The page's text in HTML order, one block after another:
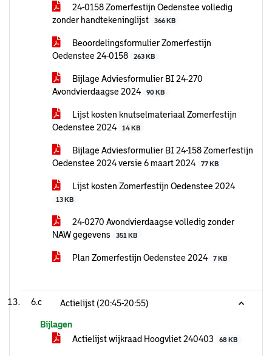
24-0158 Zomerfestijn Oedenstee volledig
zonder handtekeninglijst
366 KB
Beoordelingsformulier Zomerfestijn
Oedenstee 24-0158
263 KB
Bijlage Adviesformulier BI 24-270
Avondvierdaagse 2024
90 KB
Lijst kosten knutselmateriaal Zomerfestijn
Oedenstee 2024
14 KB
Bijlage Adviesformulier BI 24-158 Zomerfestijn
Oedenstee 2024 versie 6 maart 2024
77 KB
Lijst kosten Zomerfestijn Oedenstee 2024
13 KB
24-0270 Avondvierdaagse volledig zonder
NAW gegevens
351 KB
Plan Zomerfestijn Oedenstee 2024 7 KB
6.c Actielijst (20:45-20:55)
Bijlagen
Actielijst wijkraad Hoogvliet 240403
68 KB